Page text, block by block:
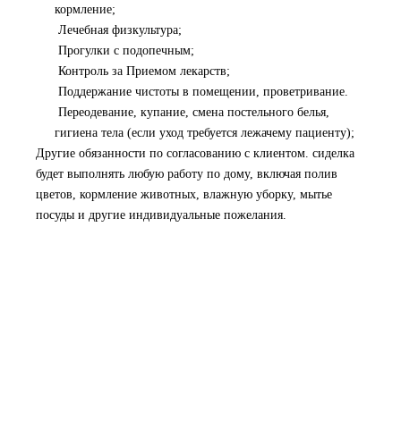
кормление;
Лечебная физкультура;
Прогулки с подопечным;
Контроль за Приемом лекарств;
Поддержание чистоты в помещении, проветривание.
Переодевание, купание, смена постельного белья,
гигиена тела (если уход требуется лежачему пациенту);
Другие обязанности по согласованию с клиентом. сиделка
будет выполнять любую работу по дому, включая полив
цветов, кормление животных, влажную уборку, мытье
посуды и другие индивидуальные пожелания.